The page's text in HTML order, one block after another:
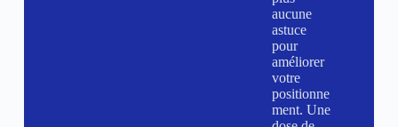
aucune
astuce
pour
améliorer
votre
positionne
ment. Une